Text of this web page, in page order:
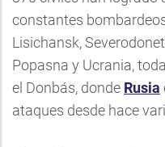
constantes
Lisichansk,
Popasna y Ucrania,
el Donbás, donde Rusia
ataques desde hace